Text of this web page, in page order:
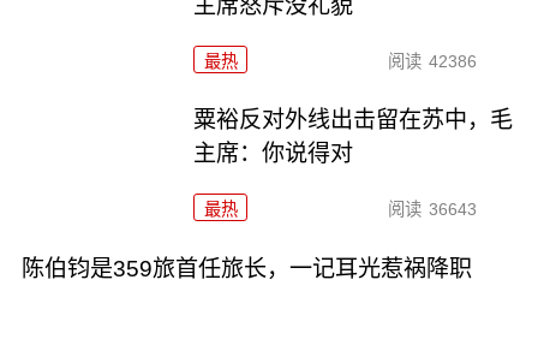
最热 阅读 42386
粟裕反对外线出击留在苏中，毛
主席：你说得对
最热 阅读 36643
陈伯钧是359旅首任旅长，一记耳光惹祸降职